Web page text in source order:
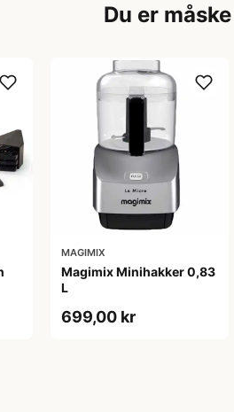
Du er
MAGIMIX
Magimix Minihakker 0,83
L
699,00 kr